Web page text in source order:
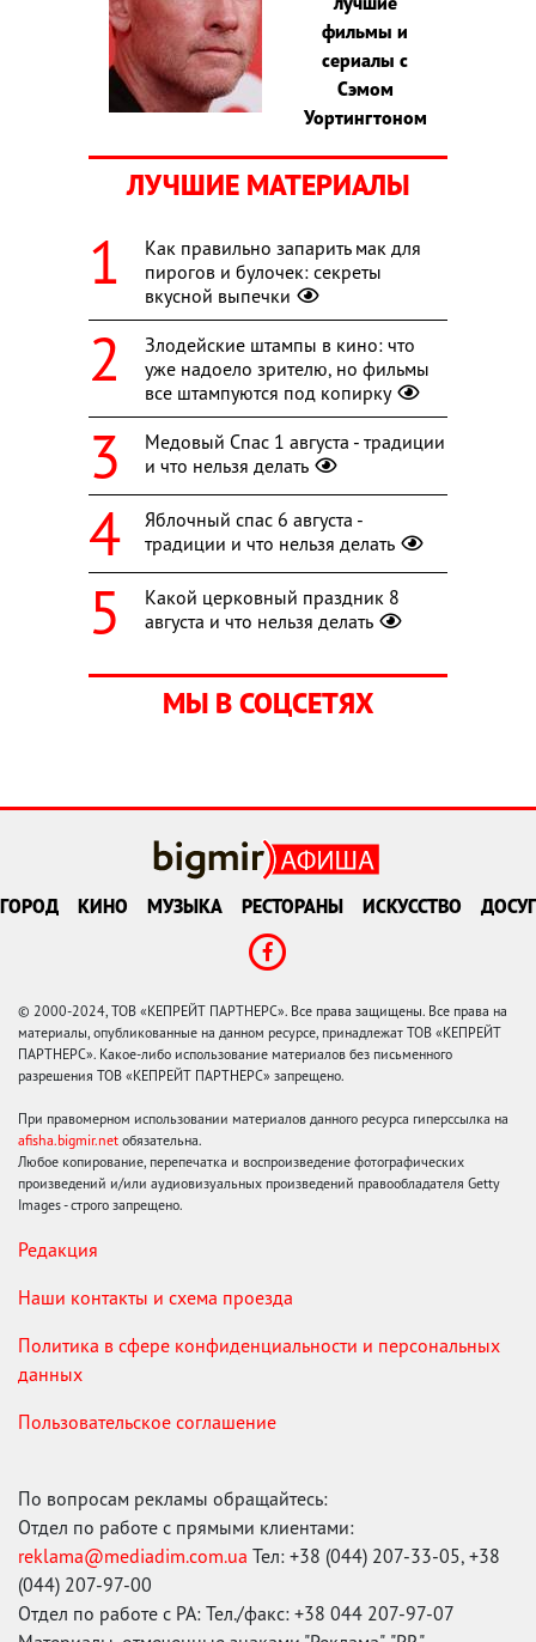
фильмы и
сериалы с
Сэмом
Уортингтоном
ЛУЧШИЕ МАТЕРИАЛЫ
Как правильно запарить мак для
пирогов и булочек: секреты
вкусной выпечки
Злодейские штампы в кино: что
уже надоело зрителю, но фильмы
все штампуются под копирку
Медовый Спас 1 августа - традиции
и что нельзя делать
Яблочный спас 6 августа -
традиции и что нельзя делать
Какой церковный праздник 8
августа и что нельзя делать
МЫ В СОЦСЕТЯХ
ГОРОД КИНО МУЗЫКА РЕСТОРАНЫ ИСКУССТВО ДОСУГ
© 2000-2024, ТОВ «КЕПРЕЙТ ПАРТНЕРС». Все права защищены. Все права на
материалы, опубликованные на данном ресурсе, принадлежат ТОВ «КЕПРЕЙТ
ПАРТНЕРС». Какое-либо использование материалов без письменного
разрешения ТОВ «КЕПРЕЙТ ПАРТНЕРС» запрещено.
При правомерном использовании материалов данного ресурса гиперссылка на
afisha.bigmir.net обязательна.
Любое копирование, перепечатка и воспроизведение фотографических
произведений и/или аудиовизуальных произведений правообладателя Getty
Images - строго запрещено.
Редакция
Наши контакты и схема проезда
Политика в сфере конфиденциальности и персональных
данных
Пользовательское соглашение
По вопросам рекламы обращайтесь:
Отдел по работе с прямыми клиентами:
reklama@mediadim.com.ua Тел: +38 (044) 207-33-05, +38
(044) 207-97-00
Отдел по работе с РА: Тел./факс: +38 044 207-97-07